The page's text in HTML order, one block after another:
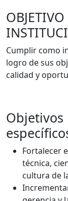
Cumplir como
logro de sus
calidad y
Fortalecer
técnica,
cultura de